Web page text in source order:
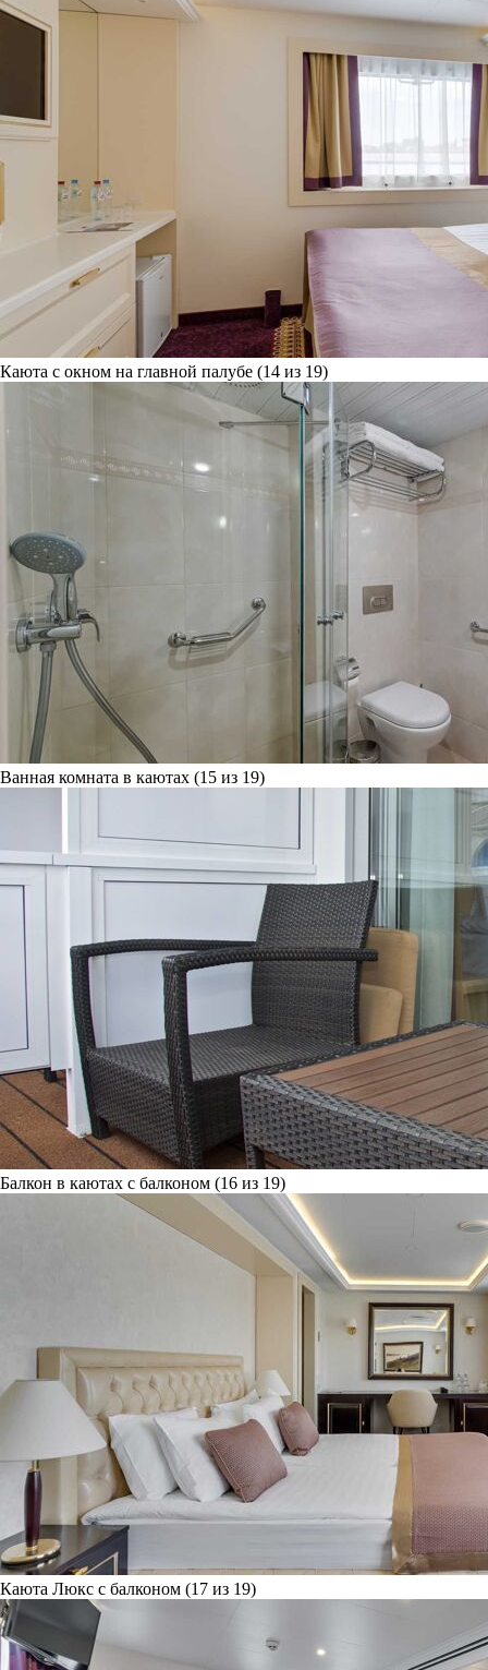
Каюта с окном на главной палубе (14 из 19)
Ванная комната в каютах (15 из 19)
Балкон в каютах с балконом (16 из 19)
Каюта Люкс с балконом (17 из 19)